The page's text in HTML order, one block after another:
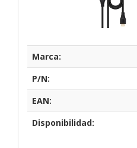
Marca:
P/N:
EAN:
Disponibilidad: